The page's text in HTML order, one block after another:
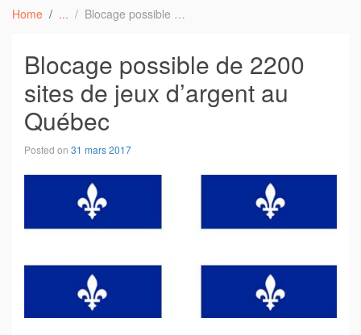
Home Blocage possible de 2200 sites de jeux d’argent au Québec
Blocage possible de 2200
sites de jeux d’argent au
Québec
Posted on 31 mars 2017